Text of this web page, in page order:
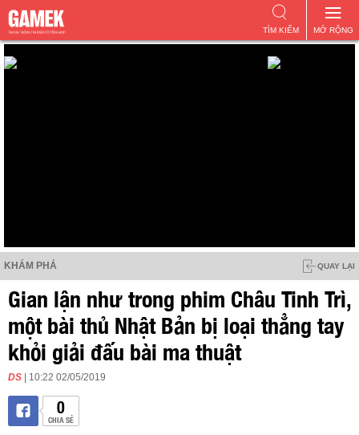
MỞ RỘNG
TÌM KIẾM
KHÁM PHÁ QUAY LẠI
Gian lận như trong phim Châu Tinh Trì,
một bài thủ Nhật Bản bị loại thẳng tay
khỏi giải đấu bài ma thuật
DS | 10:22 02/05/2019
0
CHIA SẺ